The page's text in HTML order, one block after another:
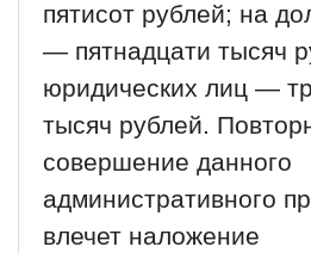
пятисот рублей; на
— пятнадцати тысяч
юридических лиц —
тысяч рублей.
совершение данного
административного
влечет наложение